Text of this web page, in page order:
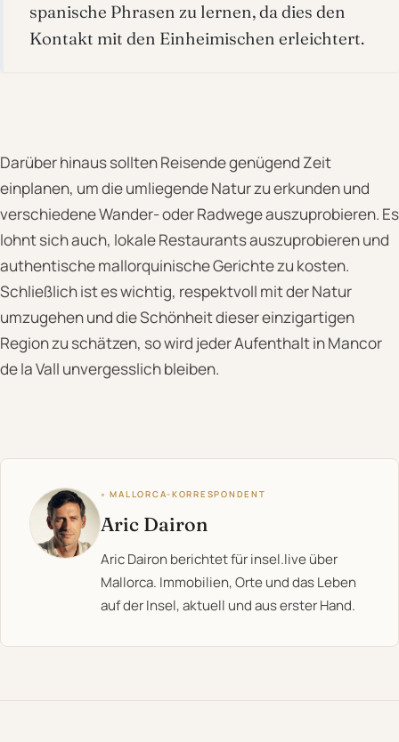
spanische Phrasen zu lernen, da dies den
Kontakt mit den Einheimischen erleichtert.
Darüber hinaus sollten Reisende genügend Zeit
einplanen, um die umliegende Natur zu erkunden und
verschiedene Wander- oder Radwege auszuprobieren. Es
lohnt sich auch, lokale Restaurants auszuprobieren und
authentische mallorquinische Gerichte zu kosten.
Schließlich ist es wichtig, respektvoll mit der Natur
umzugehen und die Schönheit dieser einzigartigen
Region zu schätzen, so wird jeder Aufenthalt in Mancor
de la Vall unvergesslich bleiben.
◦ MALLORCA-KORRESPONDENT
Aric Dairon
Aric Dairon berichtet für insel.live über
Mallorca. Immobilien, Orte und das Leben
auf der Insel, aktuell und aus erster Hand.